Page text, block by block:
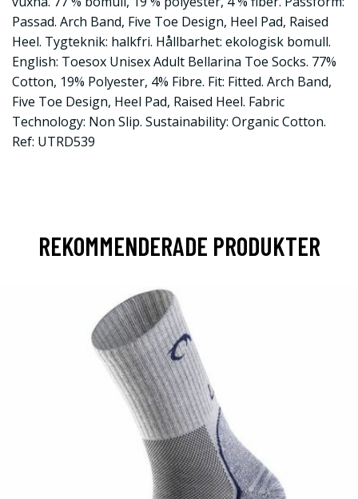
Passad. Arch Band, Five Toe Design, Heel Pad, Raised
Heel. Tygteknik: halkfri. Hållbarhet: ekologisk bomull.
English: Toesox Unisex Adult Bellarina Toe Socks. 77%
Cotton, 19% Polyester, 4% Fibre. Fit: Fitted. Arch Band,
Five Toe Design, Heel Pad, Raised Heel. Fabric
Technology: Non Slip. Sustainability: Organic Cotton.
Ref: UTRD539
REKOMMENDERADE PRODUKTER